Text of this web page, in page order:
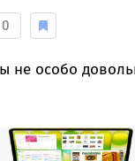
0
не особо